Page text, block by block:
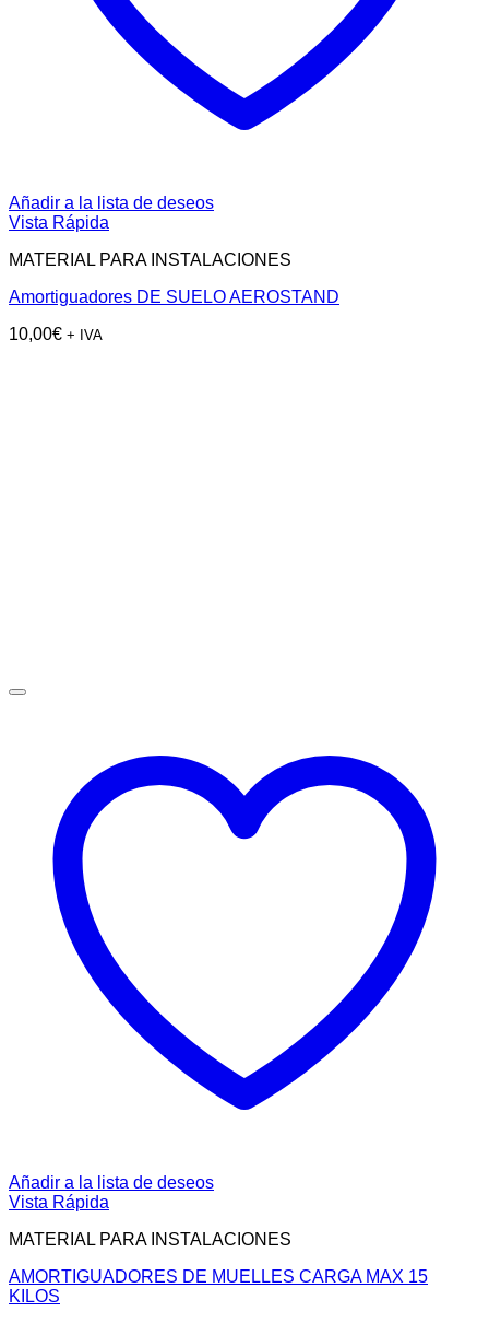
Añadir a la lista de deseos
Vista Rápida
MATERIAL PARA INSTALACIONES
Amortiguadores DE SUELO AEROSTAND
10,00€ + IVA
Añadir a la lista de deseos
Vista Rápida
MATERIAL PARA INSTALACIONES
AMORTIGUADORES DE MUELLES CARGA MAX 15
KILOS